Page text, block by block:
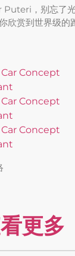
Puteri，别忘了
欣赏到世界级的
更多